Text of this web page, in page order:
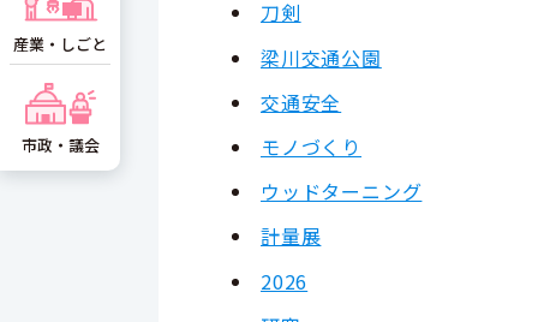
刀剣
梁川交通公園
交通安全
モノづくり
ウッドターニング
計量展
2026
産業・しごと
市政・議会